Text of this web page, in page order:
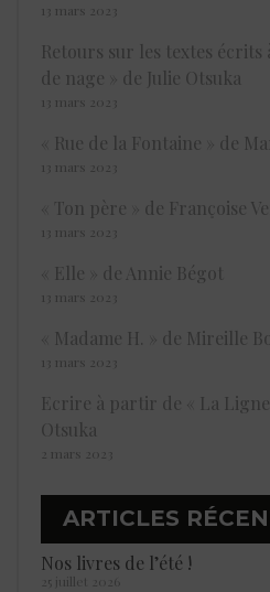
13 mars 2023
Retours sur les textes
de nage » de Julie Otsuka
13 mars 2023
« Rue de la Fontaine » de
13 mars 2023
« Ton père » de Françoise
13 mars 2023
« Elle » de Annie Bégot
13 mars 2023
« Madame H. » de
13 mars 2023
Ecrire à partir de « La
Otsuka
2 mars 2023
ARTICLES
Nos livres de l’été !
25 juillet 2026